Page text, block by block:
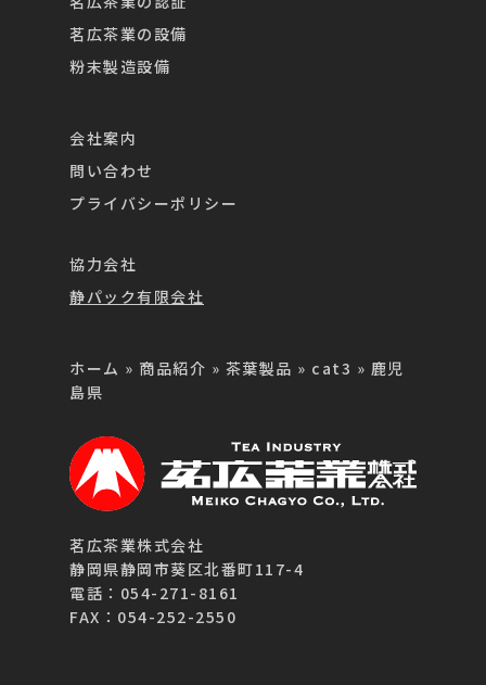
茗広茶業の設備
粉末製造設備
会社案内
問い合わせ
プライバシーポリシー
協力会社
静パック有限会社
ホーム » 商品紹介 » 茶葉製品 » cat3 » 鹿児
島県
茗広茶業株式会社
静岡県静岡市葵区北番町117-4
電話：054-271-8161
FAX：054-252-2550